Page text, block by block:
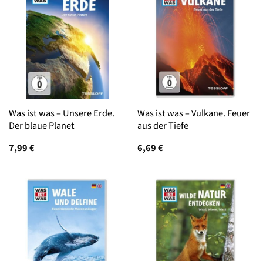
Was ist was – Unsere Erde.
Der blaue Planet
7,99€
Was ist was – Vulkane. Feuer
aus der Tiefe
6,69€